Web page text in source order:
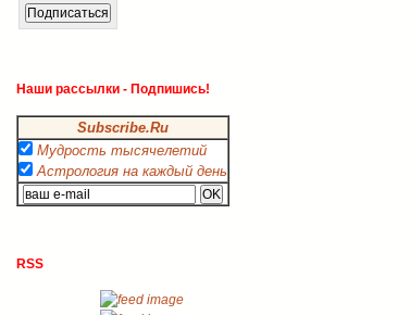
Наши рассылки - Подпишись!
Subscribe.Ru
Мудрость тысячелетий
Астрология на каждый день
RSS